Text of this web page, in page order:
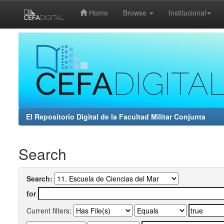
Home Browse Institucional
El Repositorio Digital de la Facultad Militar Conjunta
Search
Search:
for
Current filters: